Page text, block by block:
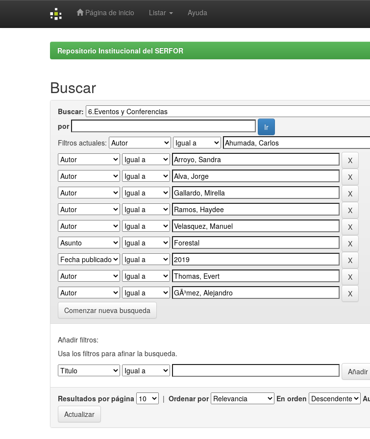
Página de inicio Listar Ayuda
Repositorio Institucional del SERFOR
Buscar
Buscar:
por
Filtros actuales:
Comenzar nueva busqueda
Añadir filtros:
Usa los filtros para afinar la busqueda.
Resultados por página | Ordenar por En orden